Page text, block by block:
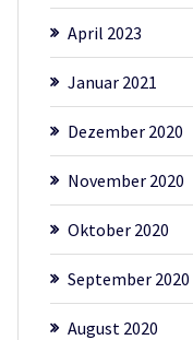
April 2023
Januar 2021
Dezember 2020
November 2020
Oktober 2020
September 2020
August 2020